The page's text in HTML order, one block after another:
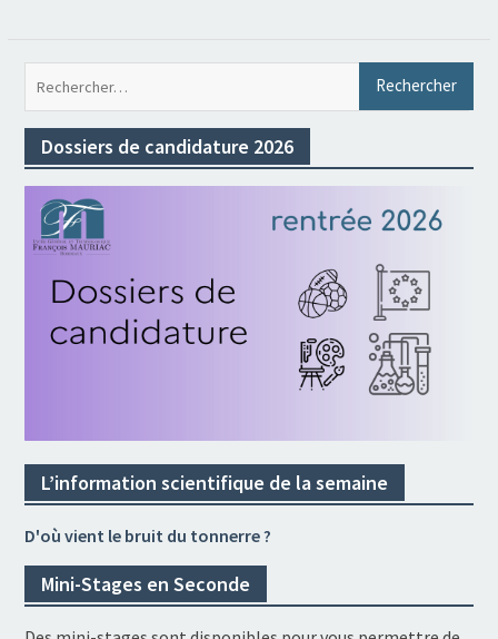
Dossiers de candidature 2026
L’information scientifique de la semaine
D'où vient le bruit du tonnerre ?
Mini-Stages en Seconde